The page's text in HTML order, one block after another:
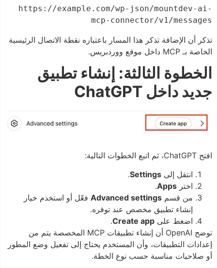
https://example.com/wp-json/mountdev-ai-
mcp-connector/v1/messages
تذكر أن الإضافة تذكر هذا المسار باعتباره نقطة الاتصال الرئيسية
الخاصة بـ MCP داخل موقع ووردبريس.
الخطوة الثالثة: إنشاء تطبيق
جديد داخل ChatGPT
افتح ChatGPT، ثم اتبع الخطوات التالية:
انتقل إلى Settings
.
اختر Apps
.
من قسم Advanced settingsفعّل أو استخدم خيار
إنشاء تطبيق مخصص عند توفره.
اضغط على Create app
.
توضح OpenAI أن إنشاء تطبيقات MCP المخصصة يتم من
إعدادات التطبيقات، وأن المستخدم يحتاج إلى تفعيل وضع المطور
أو صلاحيات مناسبة حسب نوع الخطة.